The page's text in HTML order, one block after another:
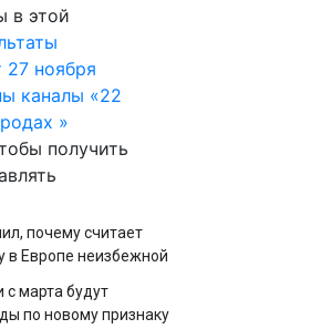
в этой
27 ноября
каналы «22
»
получить
почему считает
в Европе неизбежной
с марта будут
по новому признаку